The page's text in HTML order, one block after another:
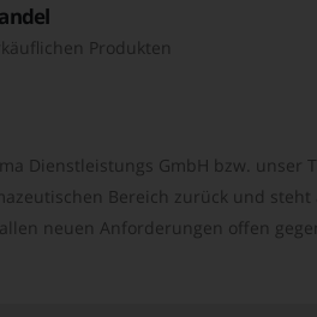
Produkten
Dienstleistungs GmbH bzw. unser
Bereich zurück und
neuen Anforderungen offen